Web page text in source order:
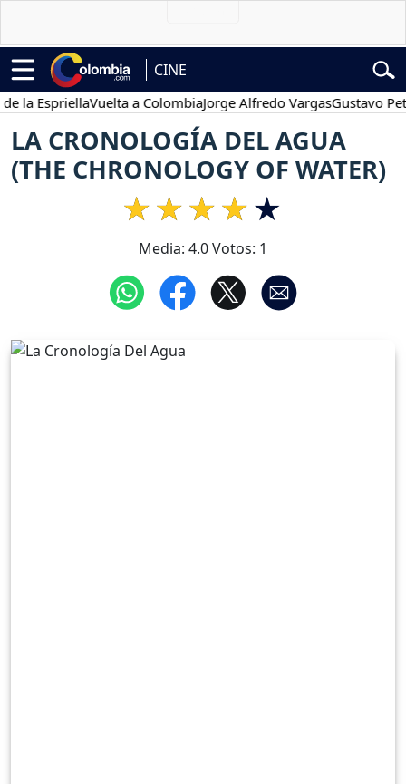
CINE
Vuelta a ColombiaJorge Alfredo VargasGustavo Petro
LA CRONOLOGÍA DEL AGUA
(THE CHRONOLOGY OF WATER)
Media: 4.0Votos: 1